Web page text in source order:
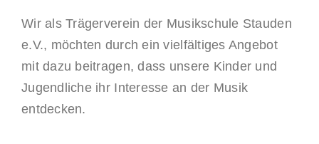
Wir als Trägerverein der Musikschule Stauden
e.V., möchten durch ein vielfältiges Angebot
mit dazu beitragen, dass unsere Kinder und
Jugendliche ihr Interesse an der Musik
entdecken.